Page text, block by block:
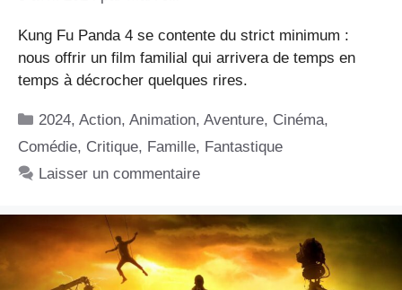
Kung Fu Panda 4 se contente du strict minimum :
nous offrir un film familial qui arrivera de temps en
temps à décrocher quelques rires.
Catégories
2024,Action,Animation,Aventure, Cinéma,
Comédie, Critique, Famille, Fantastique
Laisser un commentaire